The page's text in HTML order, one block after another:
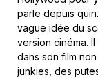
parle depuis
vague idée du
version cinéma.
dans son film
junkies, des